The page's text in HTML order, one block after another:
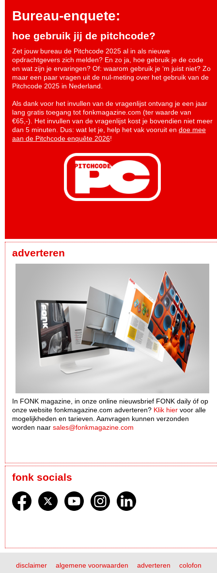
Bureau-enquete:
hoe gebruik jij de pitchcode?
Zet jouw bureau de Pitchcode 2025 al in als nieuwe
opdrachtgevers zich melden? En zo ja, hoe gebruik je de code
en wat zijn je ervaringen? Of: waarom gebruik je ‘m juist niet? Zo
maar een paar vragen uit de nul-meting over het gebruik van de
Pitchcode 2025 in Nederland.
Als dank voor het invullen van de vragenlijst ontvang je een jaar
lang gratis toegang tot fonkmagazine.com (ter waarde van
€65,-). Het invullen van de vragenlijst kost je bovendien niet meer
dan 5 minuten. Dus: wat let je, help het vak vooruit en doe mee
aan de Pitchcode enquête 2026!
adverteren
In FONK magazine, in onze online nieuwsbrief FONK daily óf op
onze website fonkmagazine.com adverteren? Klik hier voor alle
mogelijkheden en tarieven. Aanvragen kunnen verzonden
worden naar sales@fonkmagazine.com
fonk socials
disclaimer algemene voorwaarden adverteren
colofon